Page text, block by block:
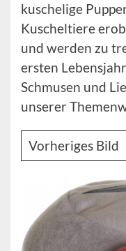
kuschelige
Kuscheltiere
und werden zu
ersten
Schmusen und
unserer
Vorheriges Bild